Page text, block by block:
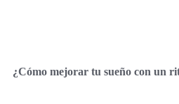
¿Cómo mejorar tu sueño con un